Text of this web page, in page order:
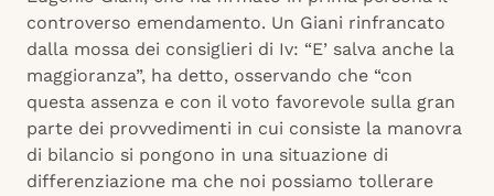
controverso emendamento. Un Giani rinfrancato
dalla mossa dei consiglieri di Iv: “E’ salva anche la
maggioranza”, ha detto, osservando che “con
questa assenza e con il voto favorevole sulla gran
parte dei provvedimenti in cui consiste la manovra
di bilancio si pongono in una situazione di
differenziazione ma che noi possiamo tollerare